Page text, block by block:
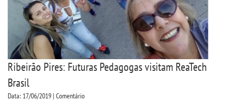
Ribeirão Pires: Futuras Pedagogas visitam ReaTech
Brasil
Data: 17/06/2019 | Comentário